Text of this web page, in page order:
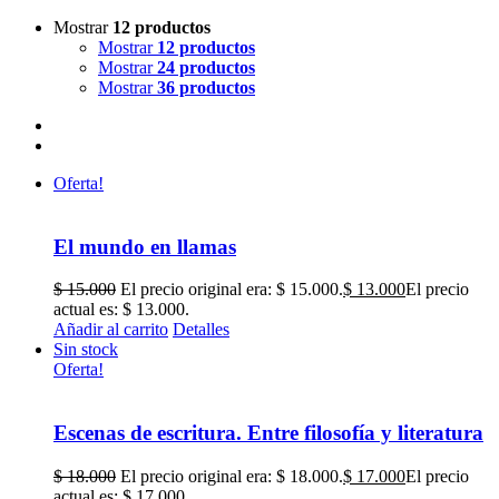
Mostrar 12 productos
Mostrar 12 productos
Mostrar24 productos
Mostrar36 productos
Oferta!
El mundo en llamas
$15.000 El precio original era: $ 15.000.$ 13.000El precio
actual es: $ 13.000.
Añadir al carrito Detalles
Sin stock
Oferta!
Escenas de escritura. Entre filosofía y literatura
$18.000 El precio original era: $ 18.000.$ 17.000El precio